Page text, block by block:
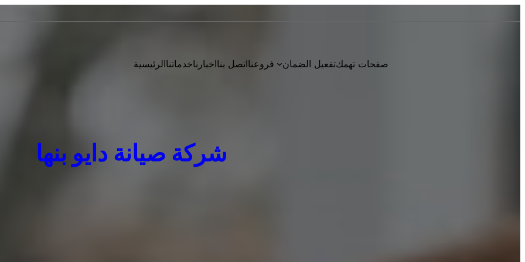
الرئيسيةخدماتنااخبارنااتصل بنافروعنا تفعيل الضمانصفحات تهمك
شركة صيانة دايو بنها